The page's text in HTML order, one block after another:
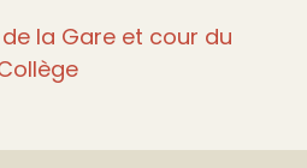
de la Gare et cour du